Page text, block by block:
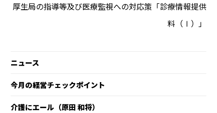
厚生局の指導等及び医療監視への対応策「診療情報提供
料（Ⅰ）」
ニュース
今月の経営チェックポイント
介護にエール（原田 和将）